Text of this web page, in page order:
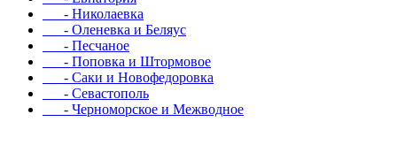
- Николаевка
- Оленевка и Беляус
- Песчаное
- Поповка и Штормовое
- Саки и Новофедоровка
- Севастополь
- Черноморское и Межводное